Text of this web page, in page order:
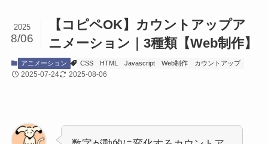
【コピペOK】カウントアップア
ニメーション｜3種類【Web制作】
2025
8/06
アニメーション CSS HTML Javascript Web制作 カウントアップ
2025-07-24 2025-08-06